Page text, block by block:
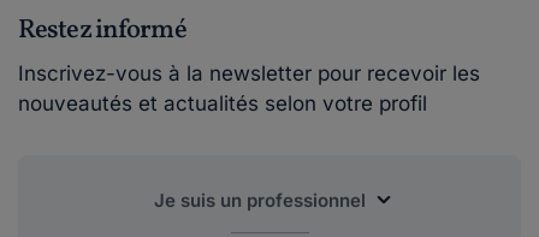
Restez informé
Inscrivez-vous à la newsletter pour recevoir les
nouveautés et actualités selon votre profil